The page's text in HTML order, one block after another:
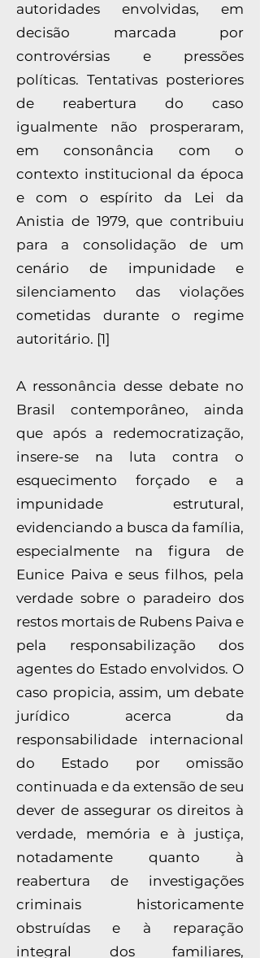
autoridades envolvidas, em
decisão marcada por
controvérsias e pressões
políticas. Tentativas posteriores
de reabertura do caso
igualmente não prosperaram,
em consonância com o
contexto institucional da época
e com o espírito da Lei da
Anistia de 1979, que contribuiu
para a consolidação de um
cenário de impunidade e
silenciamento das violações
cometidas durante o regime
autoritário. [1]
A ressonância desse debate no
Brasil contemporâneo, ainda
que após a redemocratização,
insere-se na luta contra o
esquecimento forçado e a
impunidade estrutural,
evidenciando a busca da família,
especialmente na figura de
Eunice Paiva e seus filhos, pela
verdade sobre o paradeiro dos
restos mortais de Rubens Paiva e
pela responsabilização dos
agentes do Estado envolvidos. O
caso propicia, assim, um debate
jurídico acerca da
responsabilidade internacional
do Estado por omissão
continuada e da extensão de seu
dever de assegurar os direitos à
verdade, memória e à justiça,
notadamente quanto à
reabertura de investigações
criminais historicamente
obstruídas e à reparação
integral dos familiares,